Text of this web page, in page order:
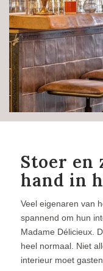
Stoer en
hand in
Veel eigenaren van
spannend om hun
Madame Délicieux.
heel normaal. Niet
interieur moet